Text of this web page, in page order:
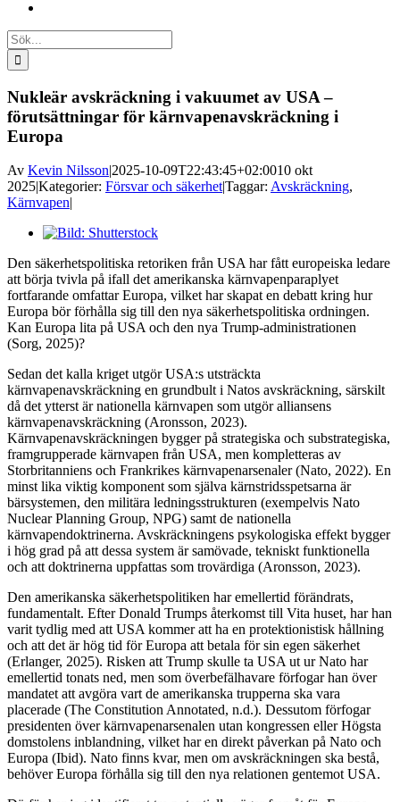
Sök
efter:
Nukleär avskräckning i vakuumet av USA –
förutsättningar för kärnvapenavskräckning i
Europa
Av Kevin Nilsson|2025-10-09T22:43:45+02:0010 okt
2025|Kategorier: Försvar och säkerhet|Taggar: Avskräckning,
Kärnvapen|
Visa
bild
Den säkerhetspolitiska retoriken från USA har fått europeiska ledare
att börja tvivla på ifall det amerikanska kärnvapenparaplyet
fortfarande omfattar Europa, vilket har skapat en debatt kring hur
Europa bör förhålla sig till den nya säkerhetspolitiska ordningen.
Kan Europa lita på USA och den nya Trump-administrationen
(Sorg, 2025)?
Sedan det kalla kriget utgör USA:s utsträckta
kärnvapenavskräckning en grundbult i Natos avskräckning, särskilt
då det ytterst är nationella kärnvapen som utgör alliansens
kärnvapenavskräckning (Aronsson, 2023).
Kärnvapenavskräckningen bygger på strategiska och substrategiska,
framgrupperade kärnvapen från USA, men kompletteras av
Storbritanniens och Frankrikes kärnvapenarsenaler (Nato, 2022). En
minst lika viktig komponent som själva kärnstridsspetsarna är
bärsystemen, den militära ledningsstrukturen (exempelvis Nato
Nuclear Planning Group, NPG) samt de nationella
kärnvapendoktrinerna. Avskräckningens psykologiska effekt bygger
i hög grad på att dessa system är samövade, tekniskt funktionella
och att doktrinerna uppfattas som trovärdiga (Aronsson, 2023).
Den amerikanska säkerhetspolitiken har emellertid förändrats,
fundamentalt. Efter Donald Trumps återkomst till Vita huset, har han
varit tydlig med att USA kommer att ha en protektionistisk hållning
och att det är hög tid för Europa att betala för sin egen säkerhet
(Erlanger, 2025). Risken att Trump skulle ta USA ut ur Nato har
emellertid tonats ned, men som överbefälhavare förfogar han över
mandatet att avgöra vart de amerikanska trupperna ska vara
placerade (The Constitution Annotated, n.d.). Dessutom förfogar
presidenten över kärnvapenarsenalen utan kongressen eller Högsta
domstolens inblandning, vilket har en direkt påverkan på Nato och
Europa (Ibid). Nato finns kvar, men om avskräckningen ska bestå,
behöver Europa förhålla sig till den nya relationen gentemot USA.